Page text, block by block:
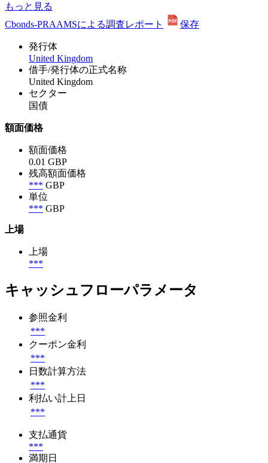
もっと見る
Cbonds-PRAAMSによる調査レポート
保存
発行体
United Kingdom
借手/発行体の正式名称
United Kingdom
セクター
国債
額面価格
額面価格
0.01 GBP
残高額面価格
*** GBP
単位
*** GBP
上場
上場
***
キャッシュフローパラメータ
参照金利
***
クーポン金利
***
日数計算方法
***
利払い計上日
***
支払通貨
***
満期日